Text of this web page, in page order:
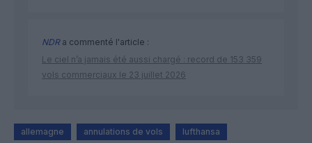
NDRa commenté l'article :
Le ciel n’a jamais été aussi chargé : record de 153 359
vols commerciaux le 23 juillet 2026
allemagne annulations de vols lufthansa